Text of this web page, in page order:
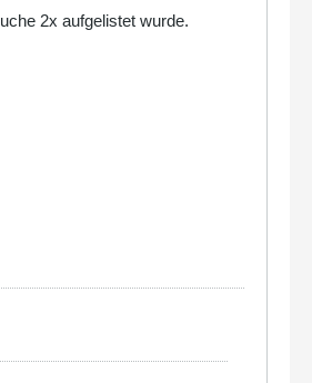
2x aufgelistet wurde.